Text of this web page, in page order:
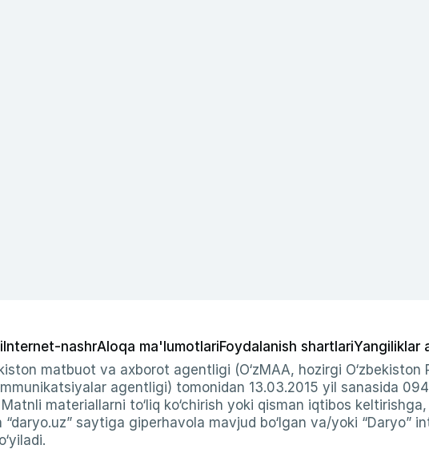
Internet-nashrAloqa ma'lumotlariFoydalanish shartlariYangiliklar
matbuot va axborot agentligi (O‘zMAA, hozirgi
agentligi) tomonidan 13.03.2015 yil sanasida
materiallarni to‘liq ko‘chirish yoki qisman iqtibos
saytiga giperhavola mavjud bo‘lgan va/yoki “Daryo”